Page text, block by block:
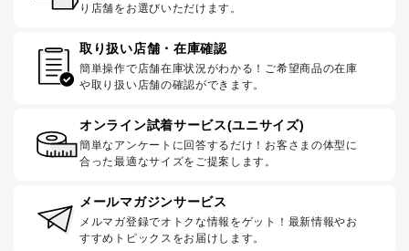
り店舗をお選びいただけます。
取り扱い店舗・在庫確認
簡単操作で店舗在庫状況がわかる！ご希望商品の在庫
や取り扱い店舗の確認ができます。
オンライン試着サービス(ユニサイズ)
簡単なアンケートに回答するだけ！お客さまの体型に
合った最適なサイズをご提案します。
メールマガジンサービス
メルマガ登録でオトクな情報をゲット！最新情報やお
すすめトピックスをお届けします。